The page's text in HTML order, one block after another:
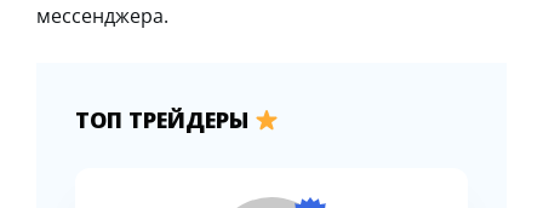
мессенджера.
ТОП ТРЕЙДЕРЫ